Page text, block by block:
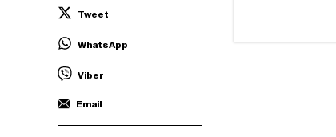
Tweet
WhatsApp
Viber
Email